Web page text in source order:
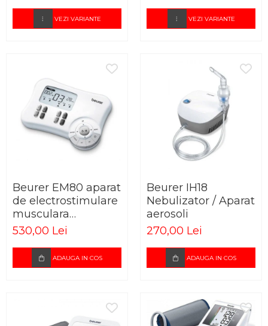
VEZI VARIANTE VEZI VARIANTE
Beurer EM80 aparat
de electrostimulare
musculara
Ems/Tens digital
530,00 Lei
ADAUGA IN COS
Beurer IH18
Nebulizator / Aparat
aerosoli
270,00 Lei
ADAUGA IN COS